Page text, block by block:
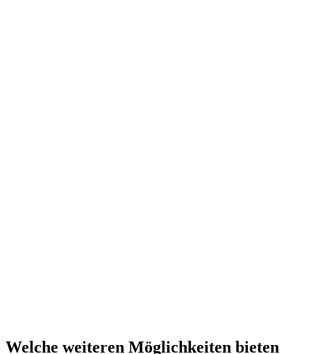
Welche weiteren Möglichkeiten bieten